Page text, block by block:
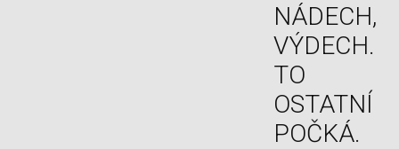
NÁDECH,
VÝDECH.
TO
OSTATNÍ
POČKÁ.